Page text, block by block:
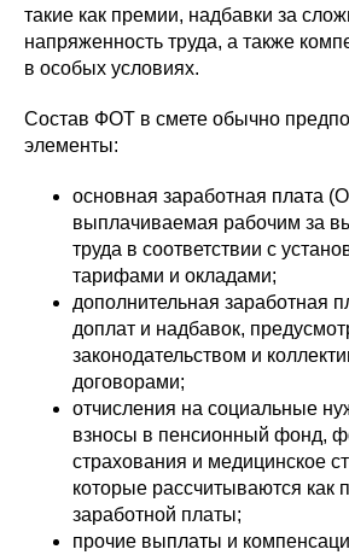
такие как премии, надбавки за
напряженность труда, а также
в особых условиях.
Состав ФОТ в смете обычно
элементы:
основная заработная плата
выплачиваемая рабочим за
труда в соответствии с
тарифами и окладами;
дополнительная заработная
доплат и надбавок,
законодательством и
договорами;
отчисления на социальные
взносы в пенсионный фонд,
страхования и медицинское
которые рассчитываются как
заработной платы;
прочие выплаты и